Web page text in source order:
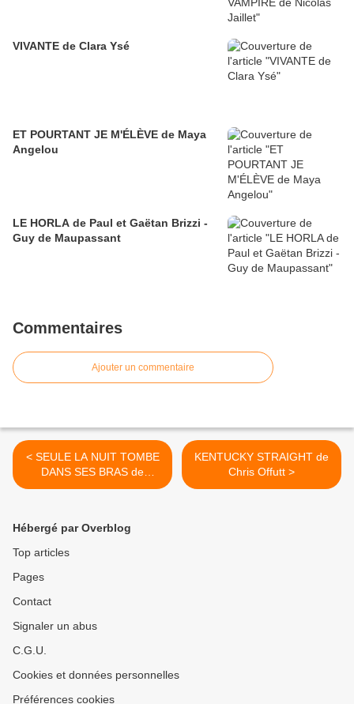
VIVANTE de Clara Ysé
ET POURTANT JE M'ÉLÈVE de Maya
Angelou
LE HORLA de Paul et Gaëtan Brizzi -
Guy de Maupassant
Commentaires
Ajouter un commentaire
< SEULE LA NUIT TOMBE
DANS SES BRAS de
Philippe Annocque
KENTUCKY STRAIGHT de
Chris Offutt >
Hébergé par Overblog
Top articles
Pages
Contact
Signaler un abus
C.G.U.
Cookies et données personnelles
Préférences cookies